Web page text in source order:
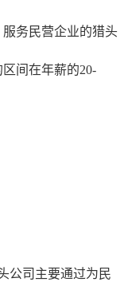
务民营企业的猎头
间在年薪的20-
公司主要通过为民